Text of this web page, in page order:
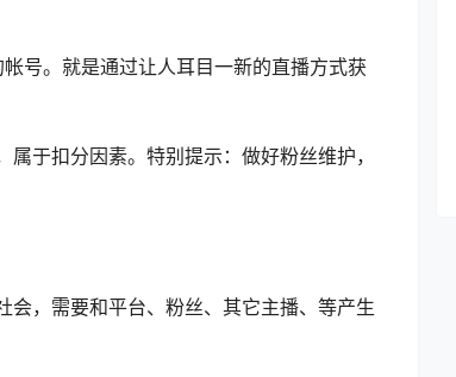
号。就是通过让人耳目一新的直播方式获
于扣分因素。特别提示：做好粉丝维护，
会，需要和平台、粉丝、其它主播、等产生